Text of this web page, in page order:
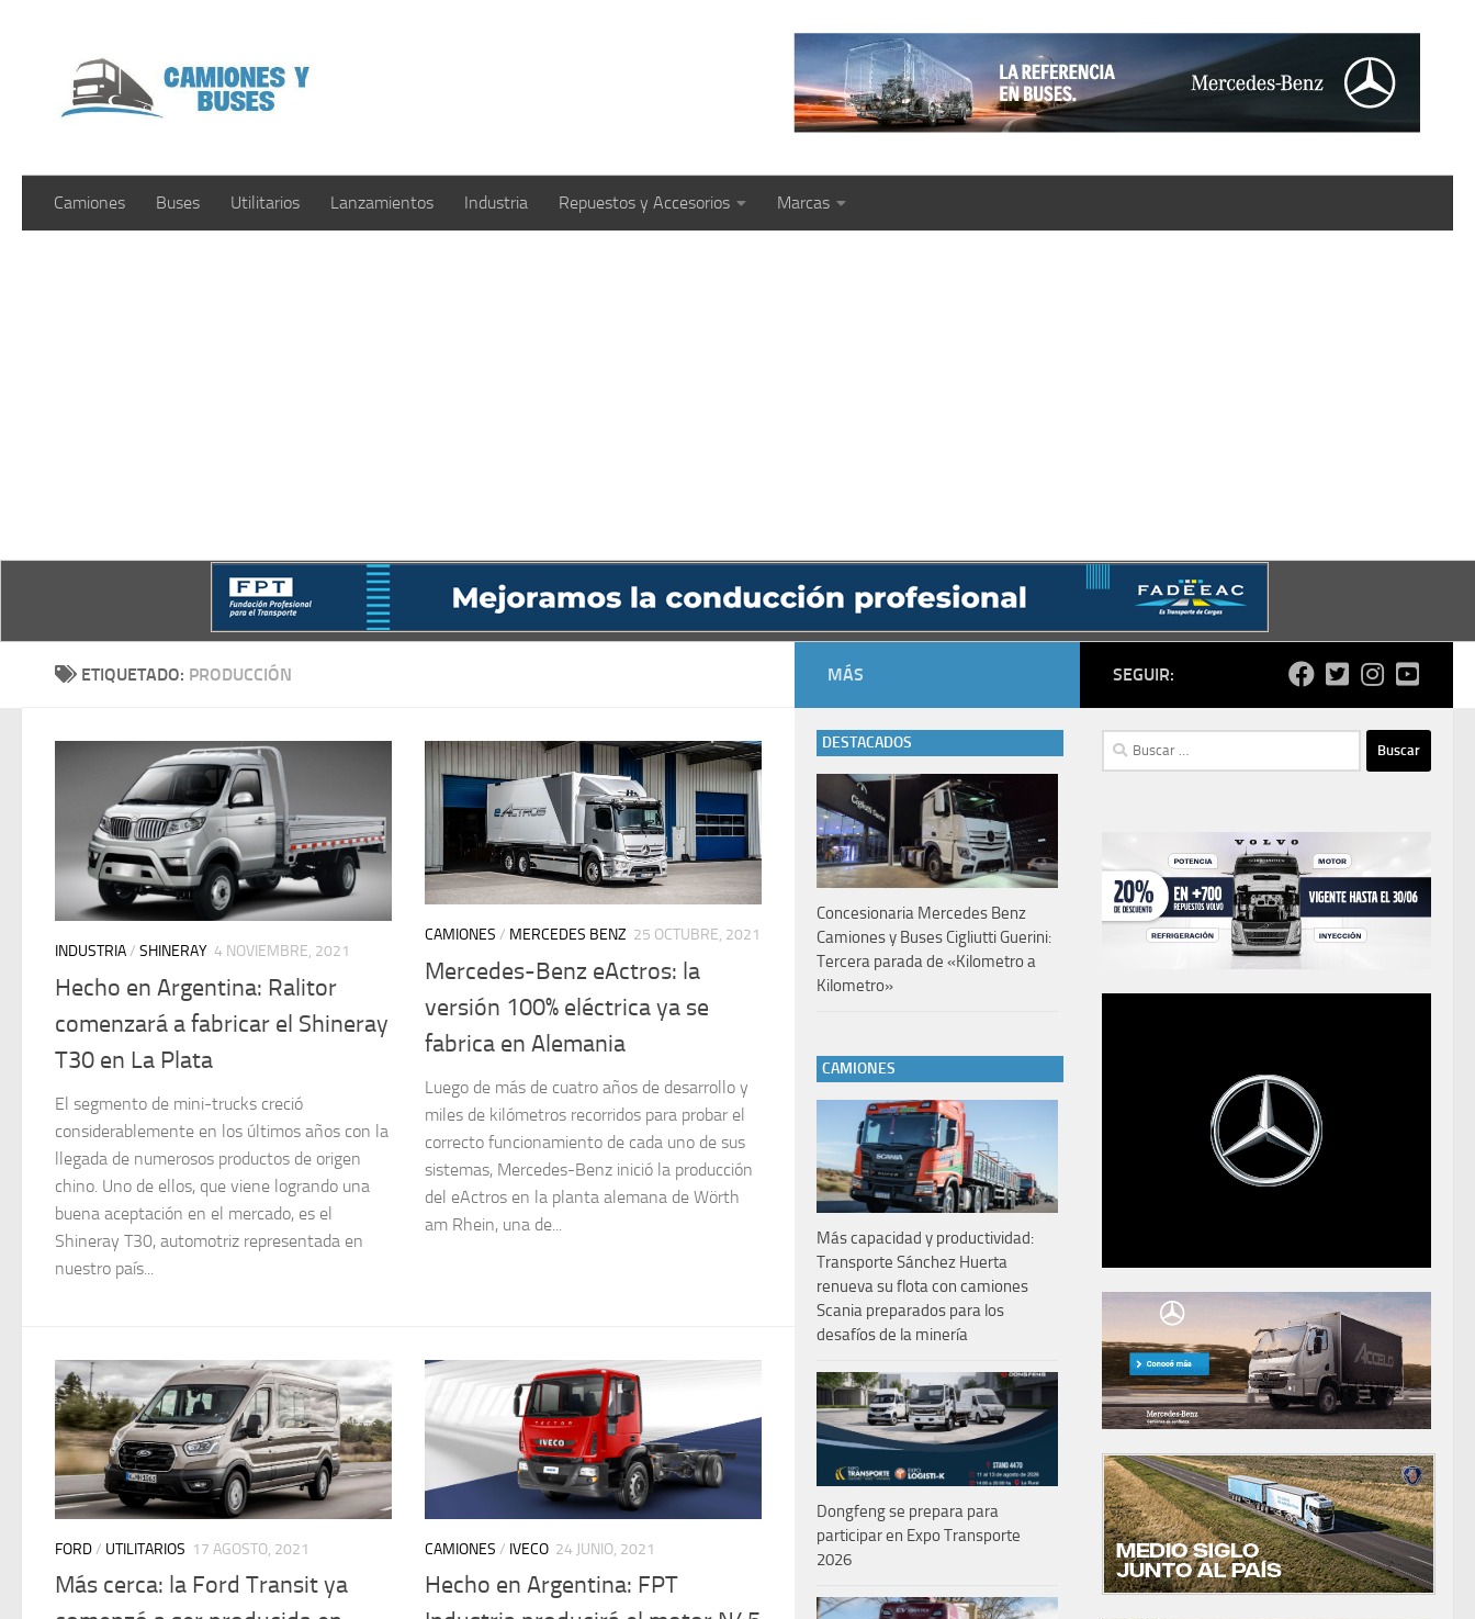
Camiones Buses Utilitarios Lanzamientos Industria Repuestos y Accesorios Marcas
ETIQUETADO: PRODUCCIÓN
INDUSTRIA/ SHINERAY 4 NOVIEMBRE, 2021
Hecho en Argentina: Ralitor
comenzará a fabricar el Shineray
T30 en La Plata
El segmento de mini-trucks creció
considerablemente en los últimos años con la
llegada de numerosos productos de origen
chino. Uno de ellos, que viene logrando una
buena aceptación en el mercado, es el
Shineray T30, automotriz representada en
nuestro país...
CAMIONES / MERCEDES BENZ 25 OCTUBRE, 2021
Mercedes-Benz eActros: la
versión 100% eléctrica ya se
fabrica en Alemania
Luego de más de cuatro años de desarrollo y
miles de kilómetros recorridos para probar el
correcto funcionamiento de cada uno de sus
sistemas, Mercedes-Benz inició la producción
del eActros en la planta alemana de Wörth
am Rhein, una de...
FORD/ UTILITARIOS 17 AGOSTO, 2021
Más cerca: la Ford Transit ya
CAMIONES / IVECO 24 JUNIO, 2021
Hecho en Argentina: FPT
SEGUIR:
Buscar:
MÁS
DESTACADOS
Concesionaria Mercedes Benz
Camiones y Buses Cigliutti Guerini:
Tercera parada de «Kilometro a
Kilometro»
CAMIONES
Más capacidad y productividad:
Transporte Sánchez Huerta
renueva su flota con camiones
Scania preparados para los
desafíos de la minería
Dongfeng se prepara para
participar en Expo Transporte
2026